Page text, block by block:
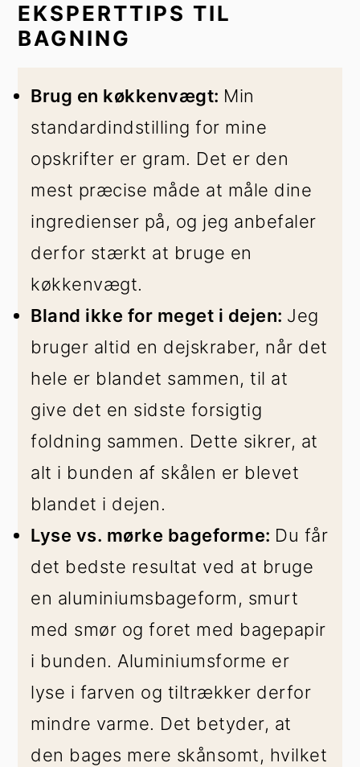
EKSPERTTIPS TIL
BAGNING
Brug en køkkenvægt: Min
standardindstilling for mine
opskrifter er gram. Det er den
mest præcise måde at måle dine
ingredienser på, og jeg anbefaler
derfor stærkt at bruge en
køkkenvægt.
Bland ikke for meget i dejen: Jeg
bruger altid en dejskraber, når det
hele er blandet sammen, til at
give det en sidste forsigtig
foldning sammen. Dette sikrer, at
alt i bunden af skålen er blevet
blandet i dejen.
Lyse vs. mørke bageforme: Du får
det bedste resultat ved at bruge
en aluminiumsbageform, smurt
med smør og foret med bagepapir
i bunden. Aluminiumsforme er
lyse i farven og tiltrækker derfor
mindre varme. Det betyder, at
den bages mere skånsomt, hvilket